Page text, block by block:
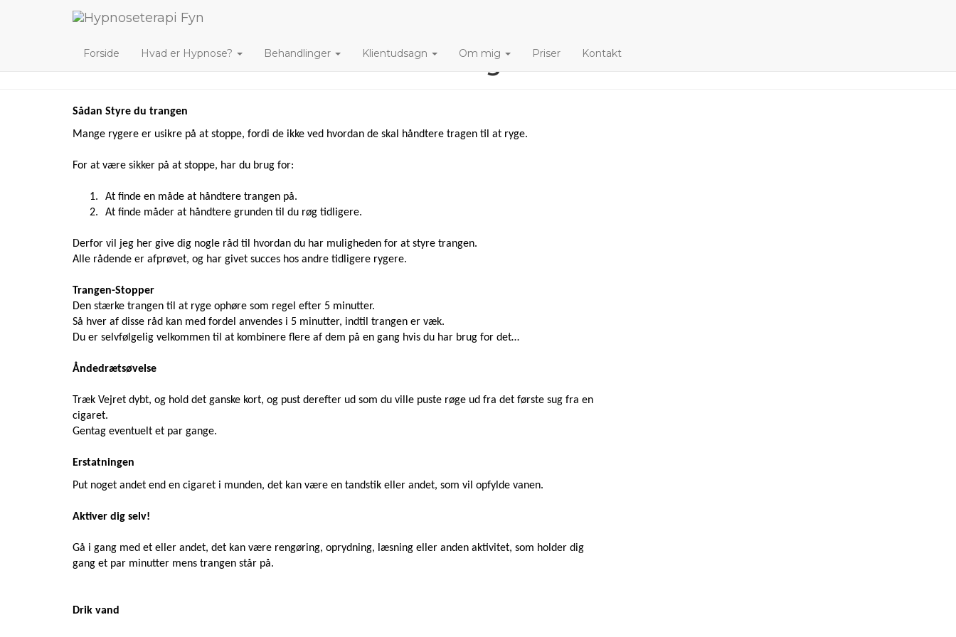
Forside Hvad er Hypnose? Behandlinger Klientudsagn Om mig Priser Kontakt
Trangen
Sådan Styre du trangen
Mange rygere er usikre på at stoppe, fordi de ikke ved hvordan de skal håndtere tragen til at ryge.
For at være sikker på at stoppe, har du brug for:
1.
At finde en måde at håndtere trangen på.
2.
At finde måder at håndtere grunden til du røg tidligere.
Derfor vil jeg her give dig nogle råd til hvordan du har muligheden for at styre trangen.
Alle rådende er afprøvet, og har givet succes hos andre tidligere rygere.
Trangen-Stopper
Den stærke trangen til at ryge ophøre som regel efter 5 minutter.
Så hver af disse råd kan med fordel anvendes i 5 minutter, indtil trangen er væk.
Du er selvfølgelig velkommen til at kombinere flere af dem på en gang hvis du har brug for det…
Åndedrætsøvelse
Træk Vejret dybt, og hold det ganske kort, og pust derefter ud som du ville puste røge ud fra det første sug fra en
cigaret.
Gentag eventuelt et par gange.
Erstatningen
Put noget andet end en cigaret i munden, det kan være en tandstik eller andet, som vil opfylde vanen.
Aktiver dig selv!
Gå i gang med et eller andet, det kan være rengøring, oprydning, læsning eller anden aktivitet, som holder dig
gang et par minutter mens trangen står på.
Drik vand